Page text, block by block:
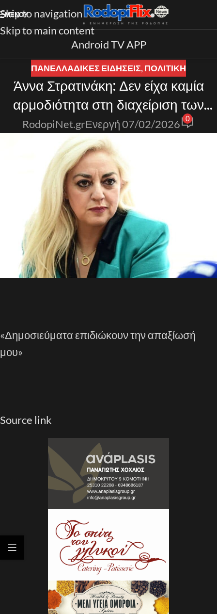
Skip to navigation
Skip to main content
ΜΕΝΟΎ
Android TV APP
ΠΑΝΕΛΛΑΔΙΚΈΣ ΕΙΔΉΣΕΙΣ,ΠΟΛΙΤΙΚΗ
Άννα Στρατινάκη: Δεν είχα καμία
αρμοδιότητα στη διαχείριση των
κονδυλίων
RodopiNet.grΕνεργή 07/02/2026 0
«Δημοσιεύματα επιδιώκουν την απαξίωσή
μου»
Source link